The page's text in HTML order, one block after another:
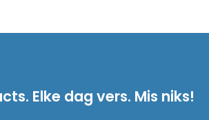
Elke dag vers. Mis niks!